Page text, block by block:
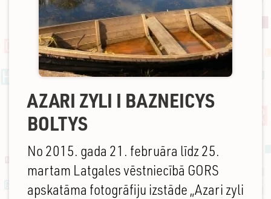
AZARI ZYLI I BAZNEICYS
BOLTYS
No 2015. gada 21. februāra līdz 25.
martam Latgales vēstniecībā GORS
apskatāma fotogrāfiju izstāde „Azari zyli